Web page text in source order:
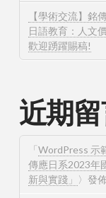
【學術交流】銘
日語教育：人文
歡迎踴躍賜稿!
近期
「WordPress 示
傳應日系2023年
新與實踐」 〉發